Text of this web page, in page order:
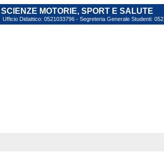
MOTORIE, SPORT E SALUTE
Ufficio Didattico: 0521033796 - Segreteria Generale Studenti: